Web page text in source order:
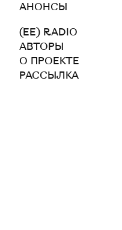
АНОНСЫ
(EE) RADIO
АВТОРЫ
О ПРОЕКТЕ
РАССЫЛКА